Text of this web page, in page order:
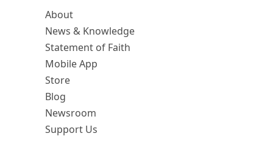
About
News & Knowledge
Statement of Faith
Mobile App
Store
Blog
Newsroom
Support Us